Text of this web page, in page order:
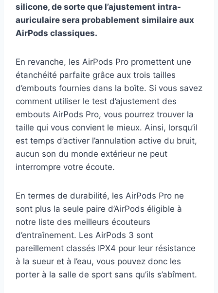
silicone, de sorte que l’ajustement intra-
auriculaire sera probablement similaire aux
AirPods classiques.
En revanche, les AirPods Pro promettent une
étanchéité parfaite grâce aux trois tailles
d’embouts fournies dans la boîte. Si vous savez
comment utiliser le test d’ajustement des
embouts AirPods Pro, vous pourrez trouver la
taille qui vous convient le mieux. Ainsi, lorsqu’il
est temps d’activer l’annulation active du bruit,
aucun son du monde extérieur ne peut
interrompre votre écoute.
En termes de durabilité, les AirPods Pro ne
sont plus la seule paire d’AirPods éligible à
notre liste des meilleurs écouteurs
d’entraînement. Les AirPods 3 sont
pareillement classés IPX4 pour leur résistance
à la sueur et à l’eau, vous pouvez donc les
porter à la salle de sport sans qu’ils s’abîment.